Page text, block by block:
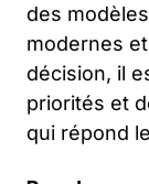
des
modernes
décision, il
priorités et
qui répond